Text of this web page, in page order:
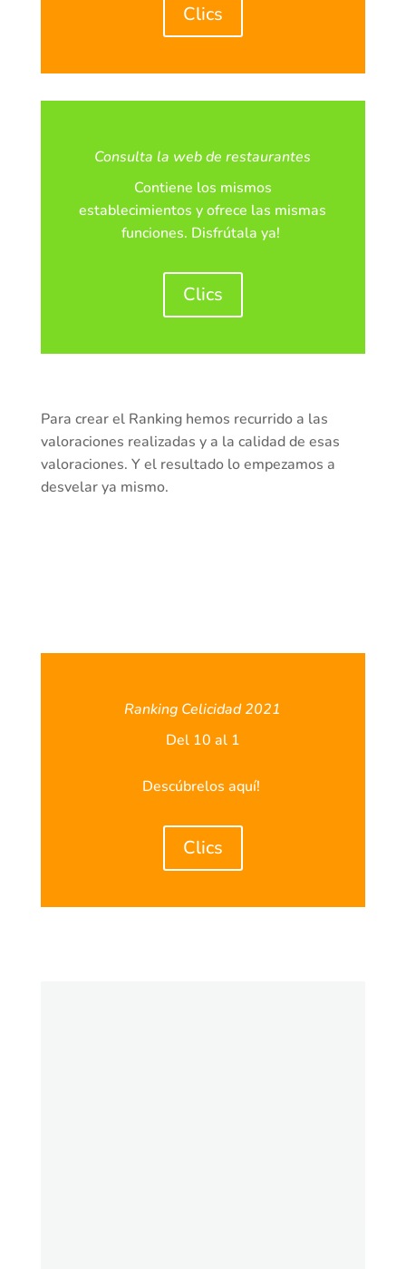
Clics
Consulta la web de restaurantes
Contiene los mismos
establecimientos y ofrece las mismas
funciones. Disfrútala ya!
Clics
Para crear el Ranking hemos recurrido a las
valoraciones realizadas y a la calidad de esas
valoraciones. Y el resultado lo empezamos a
desvelar ya mismo.
Ranking Celicidad 2021
Del 10 al 1
Descúbrelos aquí!
Clics